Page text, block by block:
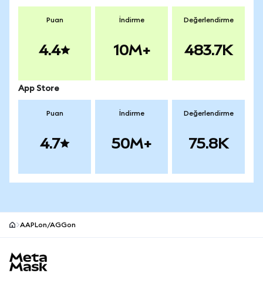
Puan
4.4
İndirme
10M+
Değerlendirme
483.7K
App Store
Puan
4.7
İndirme
50M+
Değerlendirme
75.8K
AAPLon/AGGon